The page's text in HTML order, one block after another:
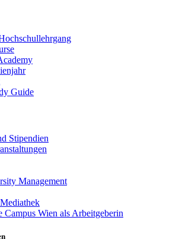
Guide
Stipendien
Management
Campus Wien als Arbeitgeberin